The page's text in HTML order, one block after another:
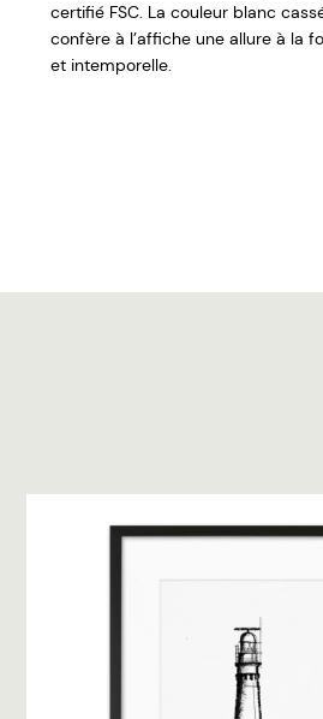
certifié FSC. La couleur blanc
confère à l’affiche une allure à la
et intemporelle.